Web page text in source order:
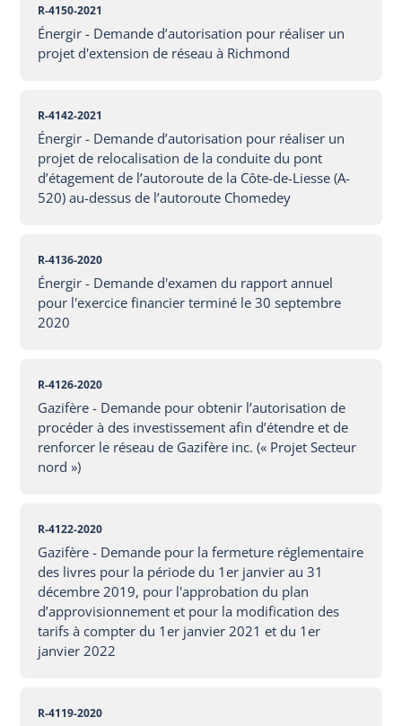
R-4150-2021
Énergir - Demande d’autorisation pour réaliser un
projet d'extension de réseau à Richmond
R-4142-2021
Énergir - Demande d’autorisation pour réaliser un
projet de relocalisation de la conduite du pont
d’étagement de l’autoroute de la Côte-de-Liesse (A-
520) au-dessus de l’autoroute Chomedey
R-4136-2020
Énergir - Demande d'examen du rapport annuel
pour l'exercice financier terminé le 30 septembre
2020
R-4126-2020
Gazifère - Demande pour obtenir l’autorisation de
procéder à des investissement afin d’étendre et de
renforcer le réseau de Gazifère inc. (« Projet Secteur
nord »)
R-4122-2020
Gazifère - Demande pour la fermeture réglementaire
des livres pour la période du 1er janvier au 31
décembre 2019, pour l'approbation du plan
d’approvisionnement et pour la modification des
tarifs à compter du 1er janvier 2021 et du 1er
janvier 2022
R-4119-2020